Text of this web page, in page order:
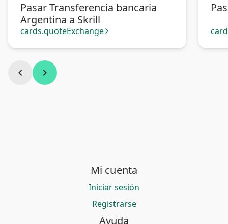
Pasar Transferencia bancaria
Argentina a Skrill
cards.quoteExchange arrow_forward_ios
chevron_left chevron_right
Mi cuenta
Iniciar sesión
Registrarse
Ayuda